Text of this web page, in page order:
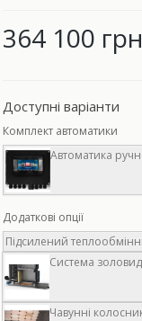
364 100
Доступні варіанти
Комплект автоматики
Автоматика
Додаткові опції
Підсилений
Система
Чавунні